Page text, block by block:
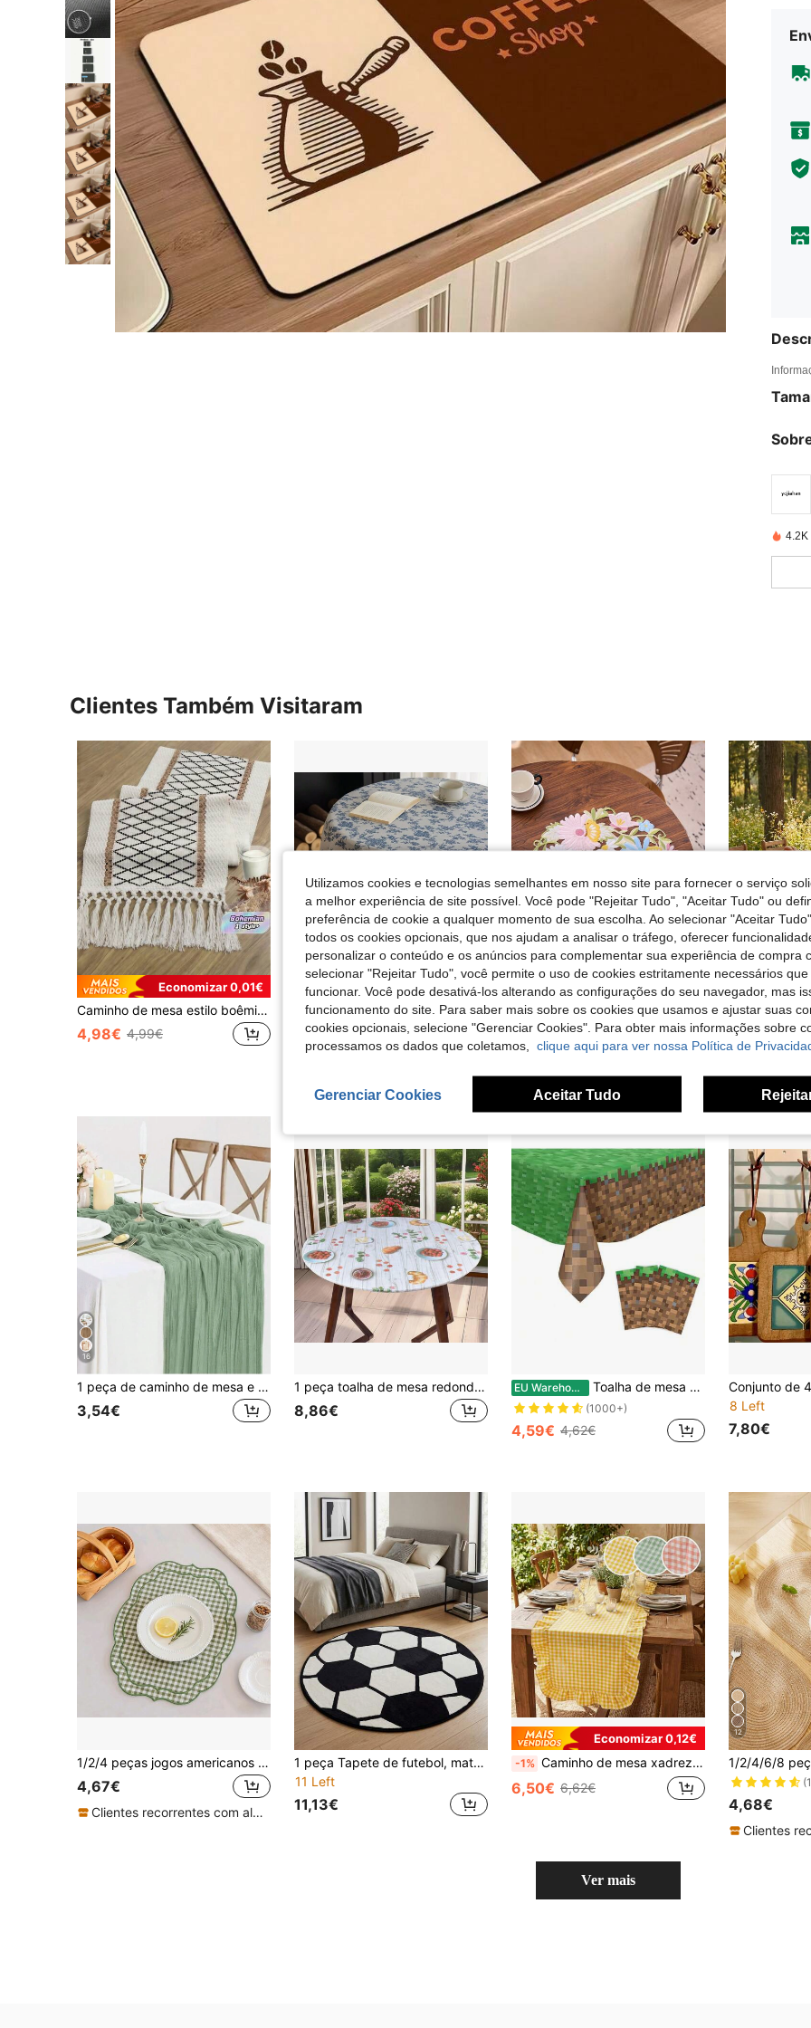
4.2K
Clientes Também Visitaram
Economizar 0,01€
Caminho de mesa estilo boêmio, 30x120 cm, com franjas, ideal para decoração de casamentos, chás de panela e casas em estilo rústico.
4,98€ 4,99€
1 peça Toalha de mesa redonda, toalha de mesa elegante e moderna com estampa de orquídea americana, lavável, à prova de pó e resistente a manchas, adequada para mesa de jantar, bar, mesa de café, toalha de mesa para piquenique ao ar livre
7,27€
Conjunto de 1/2/4/6/12/100 unidades de jogos americanos redondos bordados com flores frescas, em cores sólidas, antiderrapantes, ideais para casa e cozinha. Perfeitos para feriados, festas, aniversários, casamentos, jantares, restaurantes, escritórios, mesas de centro e todas as estações do ano.
32 Left
4,64€
#8 Mais
8,83€
16
1 peça de caminho de mesa e guardanapos em gaze de 35 x 71/118/157 polegadas, estilo boêmio, toalha de mesa transparente rústica, caminho de mesa em estilo boêmio adequado para decoração de de casamento, de jardim, chá de panela, perfeito para casamentos, festivais, feriados, festas de aniversário, decoração e decoração de casa (várias cores disponíveis), ideal para presentes de Natal.
3,54€
1 peça toalha de mesa redonda de PVC com forro de flanela, design de borda elástica, capa de mesa de vinil à prova d'água e óleo para mesa redonda
8,86€
EU Warehouse Toalha de mesa de grama com padrão pixel, toalha de mesa retangular descartável, à prova d'água e óleo para festas, decorações de aniversário, toalha de mesa de gramado verde
(1000+)
4,59€ 4,62€
8 Left
7,80€
1/2/4 peças jogos americanos assimétricos estilo Ins, simples e frescos, com bordado xadrez pequeno, adequados para café, festa, restaurante, isolamento de chávenas e guardanapos decorativos
4,67€
Clientes recorrentes com alta taxa de retorno
1 peça Tapete de futebol, material de caxemira sintética, tapete redondo, decoração de pelúcia, macio e fofo, decoração de sala, antiderrapante e resistente ao desgaste, redução de ruído e isolamento acústico, amigável para a pele e macio, fácil de limpar, tapete de porta interior, tapete de sala de estar, tapete de cozinha, tapete de quarto, tapete de casa de banho, tapete lavável, decoração de casa, decoração de quarto, artigos para o lar
11 Left
11,13€
Economizar 0,12€
-1% Caminho de mesa xadrez com babados (1/30 peças), simples, elegante e versátil, antiderrapante, ideal para feriados, festas, aniversários, jantares, decoração de cozinha e sala de jantar, decoração de casa e decoração de mesa.
6,50€ 6,62€
12
4,68€
Ver mais
Utilizamos cookies e tecnologias semelhantes em nosso site para fornecer o serviço
a melhor experiência de site possível. Você pode "Rejeitar Tudo", "Aceitar Tudo" ou
preferência de cookie a qualquer momento de sua escolha. Ao selecionar "Aceitar
todos os cookies opcionais, que nos ajudam a analisar o tráfego, oferecer
personalizar o conteúdo e os anúncios para complementar sua experiência de compra
selecionar "Rejeitar Tudo", você permite o uso de cookies estritamente necessários
funcionar. Você pode desativá-los alterando as configurações do seu navegador, mas
funcionamento do site. Para saber mais sobre os cookies que usamos e ajustar suas
cookies opcionais, selecione "Gerenciar Cookies". Para obter mais informações sobre
processamos os dados que coletamos, clique aqui para ver nossa Política de
Gerenciar Cookies Aceitar Tudo